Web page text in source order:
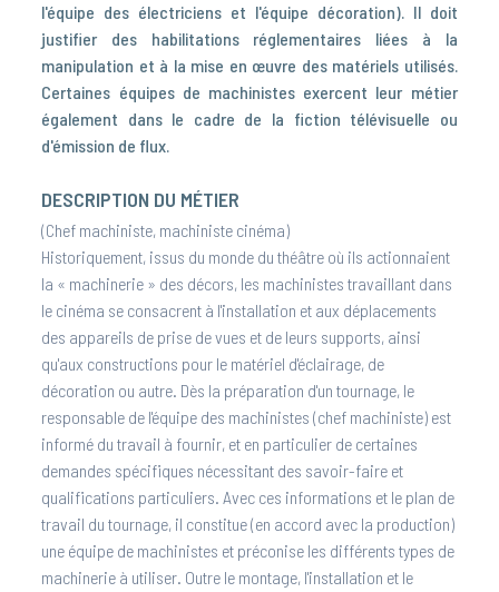
l'équipe des électriciens et l'équipe décoration). Il doit
justifier des habilitations réglementaires liées à la
manipulation et à la mise en œuvre des matériels utilisés.
Certaines équipes de machinistes exercent leur métier
également dans le cadre de la fiction télévisuelle ou
d'émission de flux.
DESCRIPTION DU MÉTIER
(Chef machiniste, machiniste cinéma)
Historiquement, issus du monde du théâtre où ils actionnaient
la « machinerie » des décors, les machinistes travaillant dans
le cinéma se consacrent à l'installation et aux déplacements
des appareils de prise de vues et de leurs supports, ainsi
qu'aux constructions pour le matériel d'éclairage, de
décoration ou autre. Dès la préparation d'un tournage, le
responsable de l'équipe des machinistes (chef machiniste) est
informé du travail à fournir, et en particulier de certaines
demandes spécifiques nécessitant des savoir-faire et
qualifications particuliers. Avec ces informations et le plan de
travail du tournage, il constitue (en accord avec la production)
une équipe de machinistes et préconise les différents types de
machinerie à utiliser. Outre le montage, l'installation et le